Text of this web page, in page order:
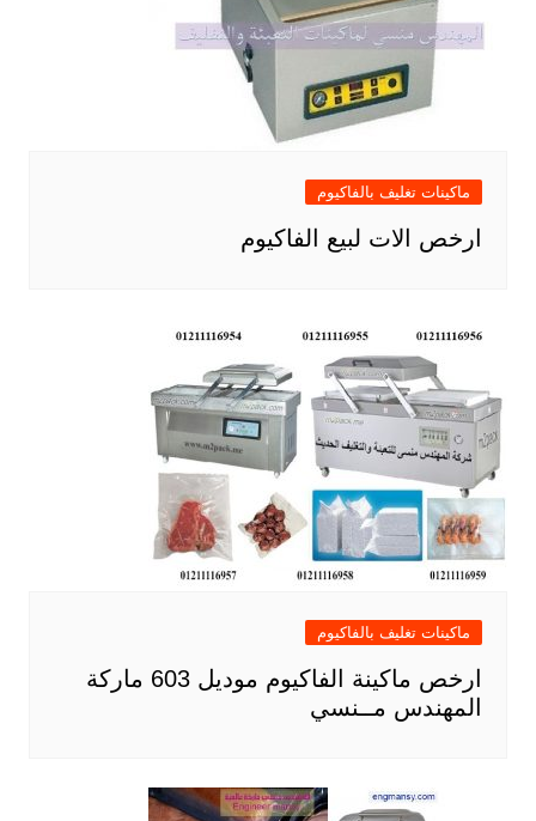
ماكينات تغليف بالفاكيوم
ارخص الات لبيع الفاكيوم
ماكينات تغليف بالفاكيوم
ارخص ماكينة الفاكيوم موديل 603 ماركة
المهندس مــنسي